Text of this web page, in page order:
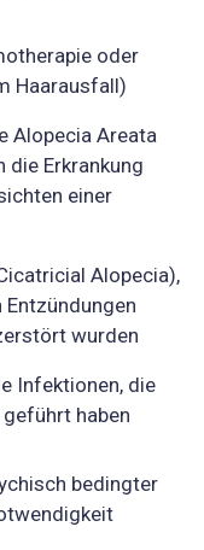
oder
Haarausfall)
Alopecia Areata
die Erkrankung
einer
Alopecia),
wurden
Infektionen, die
haben
bedingter